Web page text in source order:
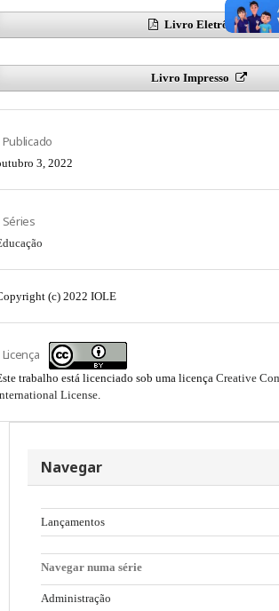
Livro Eletrônico
Livro Impresso
Publicado
3, 2022
Séries
(c) 2022 IOLE
Licença
trabalho está licenciado sob uma licença Creative
License.
Navegar
Lançamentos
Navegar numa série
Administração